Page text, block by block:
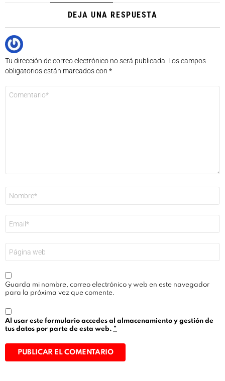
DEJA UNA RESPUESTA
Tu dirección de correo electrónico no será publicada. Los campos
obligatorios están marcados con *
electrónico
*
Guarda mi nombre, correo electrónico y web en este navegador
para la próxima vez que comente.
Al usar este formulario accedes al almacenamiento y gestión de
tus datos por parte de esta web. *